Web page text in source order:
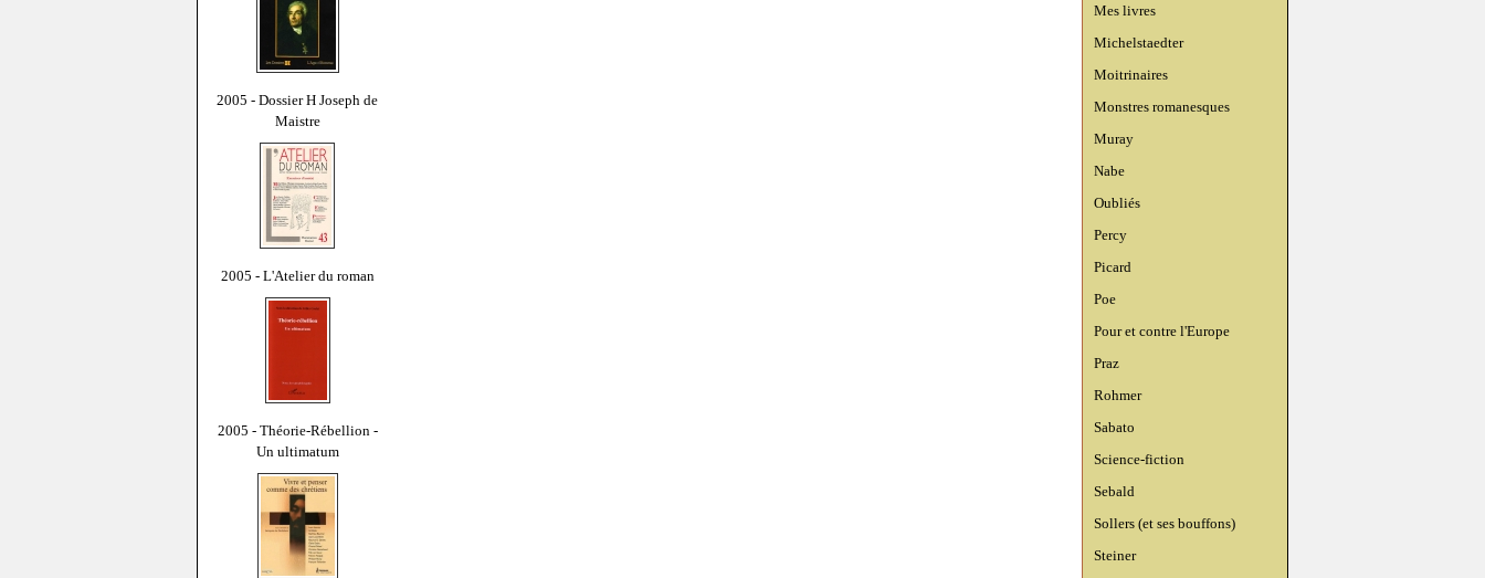
2005 - Dossier H Joseph de
Maistre
2005 - L'Atelier du roman
2005 - Théorie-Rébellion -
Un ultimatum
Mes livres
Michelstaedter
Moitrinaires
Monstres romanesques
Muray
Nabe
Oubliés
Percy
Picard
Poe
Pour et contre l'Europe
Praz
Rohmer
Sabato
Science-fiction
Sebald
Sollers (et ses bouffons)
Steiner